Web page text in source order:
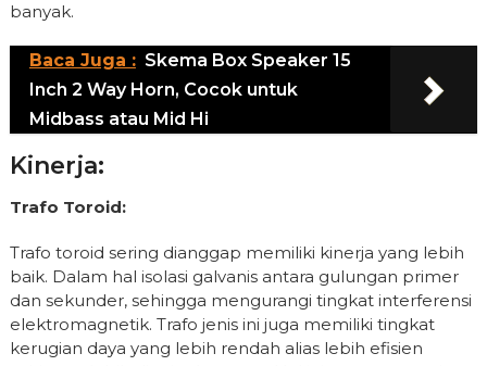
banyak.
Baca Juga : Skema Box Speaker 15
Inch 2 Way Horn, Cocok untuk
Midbass atau Mid Hi
Kinerja:
Trafo Toroid:
Trafo toroid sering dianggap memiliki kinerja yang lebih
baik. Dalam hal isolasi galvanis antara gulungan primer
dan sekunder, sehingga mengurangi tingkat interferensi
elektromagnetik. Trafo jenis ini juga memiliki tingkat
kerugian daya yang lebih rendah alias lebih efisien